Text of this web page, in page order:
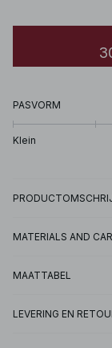
PASVORM
Klein
MATERIALS AND
MAATTABEL
LEVERING EN